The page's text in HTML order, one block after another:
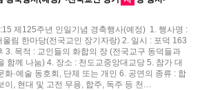
제125주년 인일기념 경축행사(예정) 1. 행사명 :
림 한마당(전국교인 장기자랑) 2. 일시 : 포덕 163
3. 목적 : 교인들의 화합의 장 (전국교구 동덕들과
함께 나눔) 4. 장소 : 천도교중앙대교당 5. 참가 대
화·예술 동호회, 단체 또는 개인 6. 공연의 종류 : 합
이, 현대 및 고전 무용, 합주, 독주 등 천…